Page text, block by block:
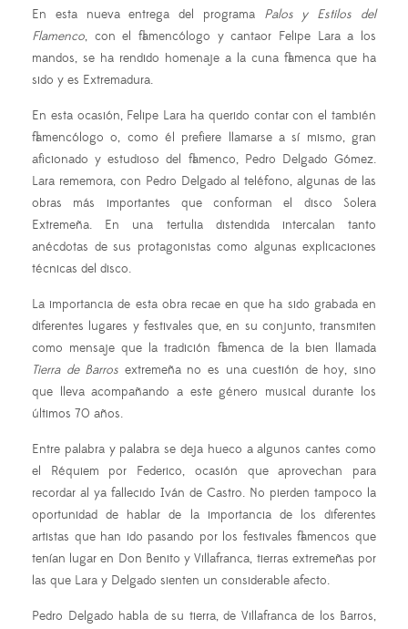
En esta nueva entrega del programa Palos y Estilos del
Flamenco, con el flamencólogo y cantaor Felipe Lara a los
mandos, se ha rendido homenaje a la cuna flamenca que ha
sido y es Extremadura.
En esta ocasión, Felipe Lara ha querido contar con el también
flamencólogo o, como él prefiere llamarse a sí mismo, gran
aficionado y estudioso del flamenco, Pedro Delgado Gómez.
Lara rememora, con Pedro Delgado al teléfono, algunas de las
obras más importantes que conforman el disco Solera
Extremeña. En una tertulia distendida intercalan tanto
anécdotas de sus protagonistas como algunas explicaciones
técnicas del disco.
La importancia de esta obra recae en que ha sido grabada en
diferentes lugares y festivales que, en su conjunto, transmiten
como mensaje que la tradición flamenca de la bien llamada
Tierra de Barros extremeña no es una cuestión de hoy, sino
que lleva acompañando a este género musical durante los
últimos 70 años.
Entre palabra y palabra se deja hueco a algunos cantes como
el Réquiem por Federico, ocasión que aprovechan para
recordar al ya fallecido Iván de Castro. No pierden tampoco la
oportunidad de hablar de la importancia de los diferentes
artistas que han ido pasando por los festivales flamencos que
tenían lugar en Don Benito y Villafranca, tierras extremeñas por
las que Lara y Delgado sienten un considerable afecto.
Pedro Delgado habla de su tierra, de Villafranca de los Barros,